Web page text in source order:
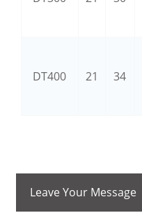
DT400 21 34
Leave Your Message